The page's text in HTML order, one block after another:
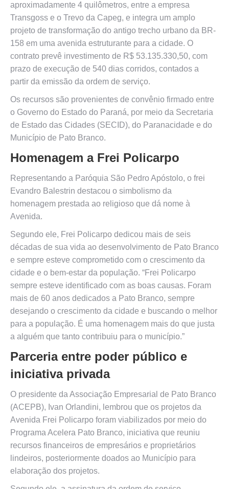
aproximadamente 4 quilômetros, entre a empresa
Transgoss e o Trevo da Capeg, e integra um amplo
projeto de transformação do antigo trecho urbano da BR-
158 em uma avenida estruturante para a cidade. O
contrato prevê investimento de R$ 53.135.330,50, com
prazo de execução de 540 dias corridos, contados a
partir da emissão da ordem de serviço.
Os recursos são provenientes de convênio firmado entre
o Governo do Estado do Paraná, por meio da Secretaria
de Estado das Cidades (SECID), do Paranacidade e do
Município de Pato Branco.
Homenagem a Frei Policarpo
Representando a Paróquia São Pedro Apóstolo, o frei
Evandro Balestrin destacou o simbolismo da
homenagem prestada ao religioso que dá nome à
Avenida.
Segundo ele, Frei Policarpo dedicou mais de seis
décadas de sua vida ao desenvolvimento de Pato Branco
e sempre esteve comprometido com o crescimento da
cidade e o bem-estar da população. “Frei Policarpo
sempre esteve identificado com as boas causas. Foram
mais de 60 anos dedicados a Pato Branco, sempre
desejando o crescimento da cidade e buscando o melhor
para a população. É uma homenagem mais do que justa
a alguém que tanto contribuiu para o município.”
Parceria entre poder público e
iniciativa privada
O presidente da Associação Empresarial de Pato Branco
(ACEPB), Ivan Orlandini, lembrou que os projetos da
Avenida Frei Policarpo foram viabilizados por meio do
Programa Acelera Pato Branco, iniciativa que reuniu
recursos financeiros de empresários e proprietários
lindeiros, posteriormente doados ao Município para
elaboração dos projetos.